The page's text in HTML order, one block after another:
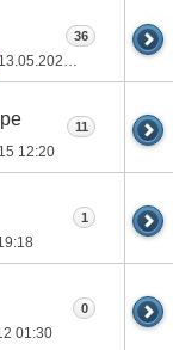
13.05.2022
36
12:20
11
1
01:30
0